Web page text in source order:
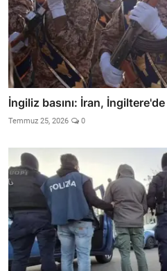
İngiliz basını: İran,
Temmuz 25, 2026 0